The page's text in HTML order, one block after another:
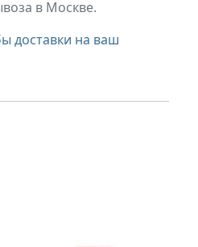
в Москве.
доставки на ваш